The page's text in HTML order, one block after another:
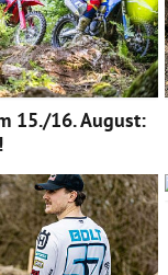
15./16. August: